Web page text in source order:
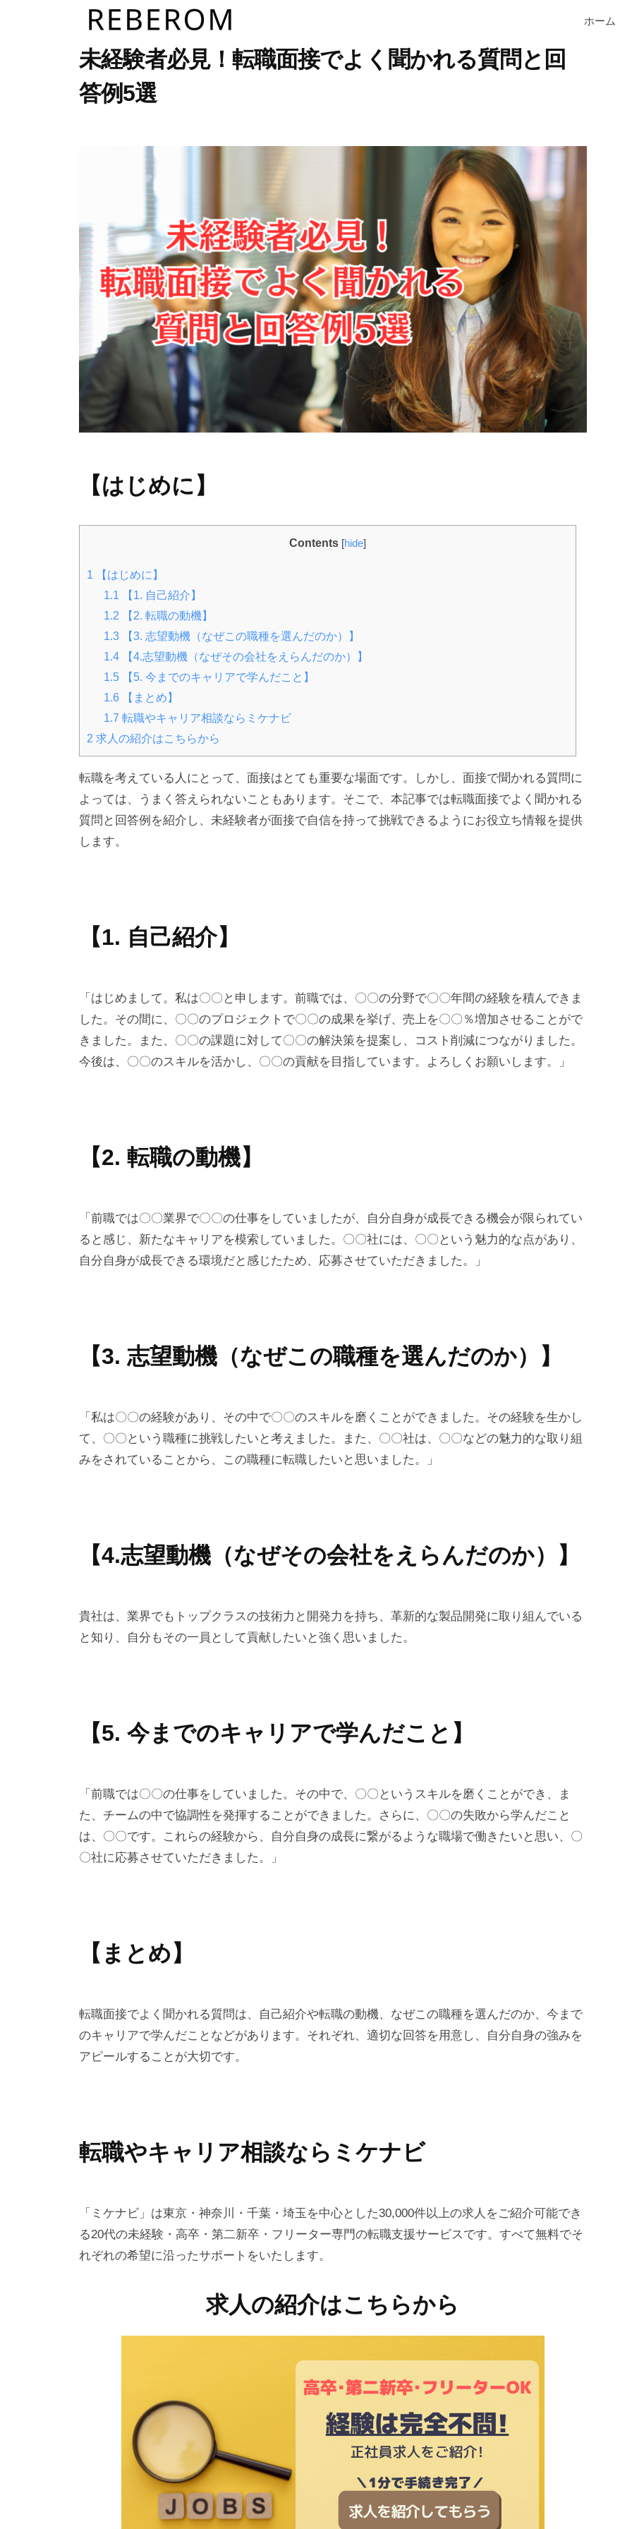
R
E
B
株
式
会
ホーム
未経験者必見！転職面接でよく聞かれる質問と回
答例5選
4
r
メ
【はじめに】
Contents [hide]
1 【はじめに】
1.1 【1. 自己紹介】
1.2 【2. 転職の動機】
1.3 【3. 志望動機（なぜこの職種を選んだのか）】
1.4 【4.志望動機（なぜその会社をえらんだのか）】
1.5 【5. 今までのキャリアで学んだこと】
1.6 【まとめ】
1.7 転職やキャリア相談ならミケナビ
2 求人の紹介はこちらから
転職を考えている人にとって、面接はとても重要な場面です。しかし、面接で聞かれる質問に
よっては、うまく答えられないこともあります。そこで、本記事では転職面接でよく聞かれる
質問と回答例を紹介し、未経験者が面接で自信を持って挑戦できるようにお役立ち情報を提供
します。
【1. 自己紹介】
「はじめまして。私は〇〇と申します。前職では、〇〇の分野で〇〇年間の経験を積んできま
した。その間に、〇〇のプロジェクトで〇〇の成果を挙げ、売上を〇〇％増加させることがで
きました。また、〇〇の課題に対して〇〇の解決策を提案し、コスト削減につながりました。
今後は、〇〇のスキルを活かし、〇〇の貢献を目指しています。よろしくお願いします。」
【2. 転職の動機】
「前職では〇〇業界で〇〇の仕事をしていましたが、自分自身が成長できる機会が限られてい
ると感じ、新たなキャリアを模索していました。〇〇社には、〇〇という魅力的な点があり、
自分自身が成長できる環境だと感じたため、応募させていただきました。」
【3. 志望動機（なぜこの職種を選んだのか）】
「私は〇〇の経験があり、その中で〇〇のスキルを磨くことができました。その経験を生かし
て、〇〇という職種に挑戦したいと考えました。また、〇〇社は、〇〇などの魅力的な取り組
みをされていることから、この職種に転職したいと思いました。」
【4.志望動機（なぜその会社をえらんだのか）】
貴社は、業界でもトップクラスの技術力と開発力を持ち、革新的な製品開発に取り組んでいる
と知り、自分もその一員として貢献したいと強く思いました。
【5. 今までのキャリアで学んだこと】
「前職では〇〇の仕事をしていました。その中で、〇〇というスキルを磨くことができ、ま
た、チームの中で協調性を発揮することができました。さらに、〇〇の失敗から学んだこと
は、〇〇です。これらの経験から、自分自身の成長に繋がるような職場で働きたいと思い、〇
〇社に応募させていただきました。」
【まとめ】
転職面接でよく聞かれる質問は、自己紹介や転職の動機、なぜこの職種を選んだのか、今まで
のキャリアで学んだことなどがあります。それぞれ、適切な回答を用意し、自分自身の強みを
アピールすることが大切です。
転職やキャリア相談ならミケナビ
「ミケナビ」は東京・神奈川・千葉・埼玉を中心とした30,000件以上の求人をご紹介可能でき
る20代の未経験・高卒・第二新卒・フリーター専門の転職支援サービスです。すべて無料でそ
れぞれの希望に沿ったサポートをいたします。
求人の紹介はこちらから
B
E
R
O